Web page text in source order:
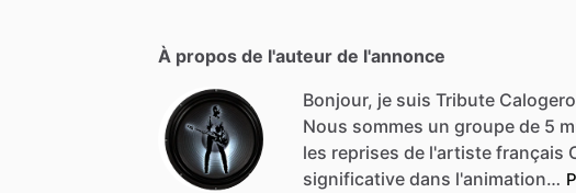
À propos de l'auteur de l'annonce
Bonjour, je suis Tribute
Nous sommes un groupe de 5
les reprises de l'artiste français
significative dans l'animation…